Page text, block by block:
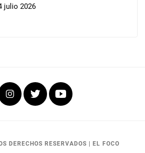
julio 2026
TwitterYoutube
DERECHOS RESERVADOS EL FOCO